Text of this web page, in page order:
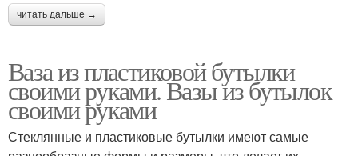
читать дальше →
Ваза из пластиковой бутылки
своими руками. Вазы из бутылок
своими руками
Стеклянные и пластиковые бутылки имеют самые